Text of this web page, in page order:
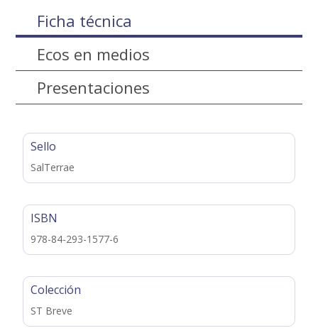
Ficha técnica
Ecos en medios
Presentaciones
Sello
SalTerrae
ISBN
978-84-293-1577-6
Colección
ST Breve